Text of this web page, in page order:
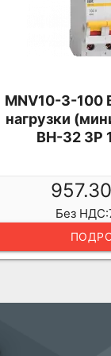
MNV10-3-100
нагрузки
ВН-32 3Р
Без